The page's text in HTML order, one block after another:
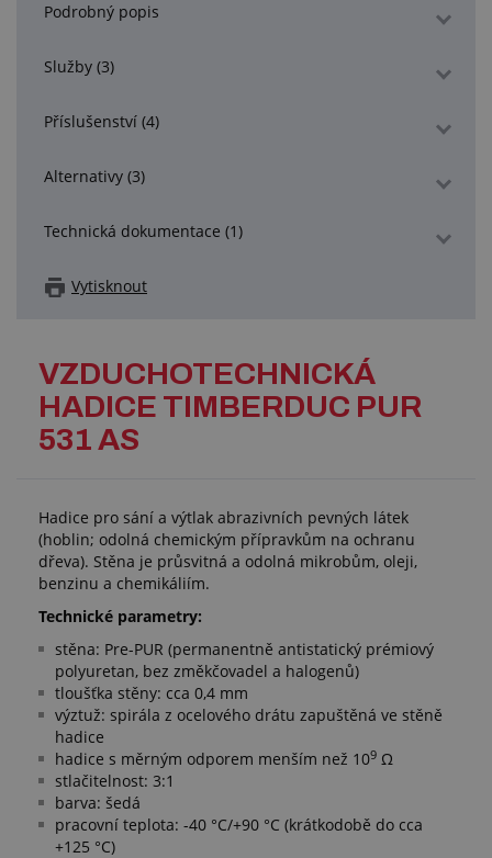
Podrobný popis
Služby (3)
Příslušenství (4)
Alternativy (3)
Technická dokumentace (1)
Vytisknout
VZDUCHOTECHNICKÁ
HADICE TIMBERDUC PUR
531 AS
Hadice pro sání a výtlak abrazivních pevných látek
(hoblin; odolná chemickým přípravkům na ochranu
dřeva). Stěna je průsvitná a odolná mikrobům, oleji,
benzinu a chemikáliím.
Technické parametry:
stěna: Pre-PUR (permanentně antistatický prémiový
polyuretan, bez změkčovadel a halogenů)
tloušťka stěny: cca 0,4 mm
výztuž: spirála z ocelového drátu zapuštěná ve stěně
hadice
hadice s měrným odporem menším než 109 Ω
stlačitelnost: 3:1
barva: šedá
pracovní teplota: -40 °C/+90 °C (krátkodobě do cca
+125 °C)